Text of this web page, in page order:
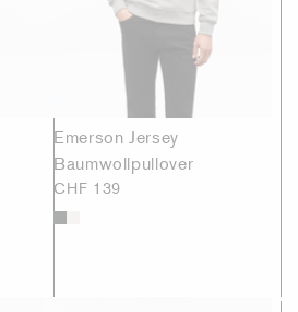
Emerson Jersey
Baumwollpullover
CHF 139